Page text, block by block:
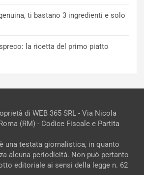
ti bastano 3 ingredienti e solo
la ricetta del primo piatto
di WEB 365 SRL - Via Nicola
(RM) - Codice Fiscale e Partita
una testata giornalistica, in quanto
alcuna periodicità. Non può pertanto
editoriale ai sensi della legge n. 62